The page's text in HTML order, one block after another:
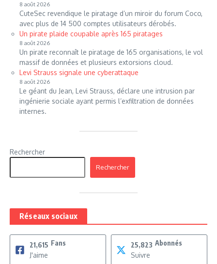
8 août 2026
CuteSec revendique le piratage d’un miroir du forum Coco,
avec plus de 14 500 comptes utilisateurs dérobés.
Un pirate plaide coupable après 165 piratages
8 août 2026
Un pirate reconnaît le piratage de 165 organisations, le vol
massif de données et plusieurs extorsions cloud.
Levi Strauss signale une cyberattaque
8 août 2026
Le géant du Jean, Levi Strauss, déclare une intrusion par
ingénierie sociale ayant permis l’exfiltration de données
internes.
Rechercher
Rechercher
Réseaux sociaux
21,615 Fans
J'aime
25,823 Abonnés
Suivre